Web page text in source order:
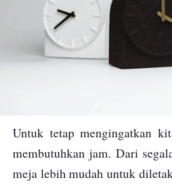
Untuk tetap mengingatkan
membutuhkan jam. Dari
meja lebih mudah untuk